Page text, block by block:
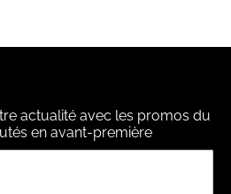
actualité avec les promos du
en avant-première